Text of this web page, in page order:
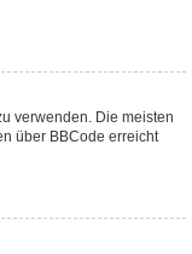
verwenden. Die meisten
über BBCode erreicht